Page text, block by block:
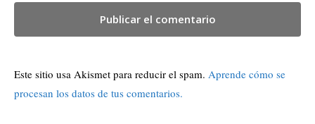
Este sitio usa Akismet para reducir el spam. Aprende cómo se
procesan los datos de tus comentarios.